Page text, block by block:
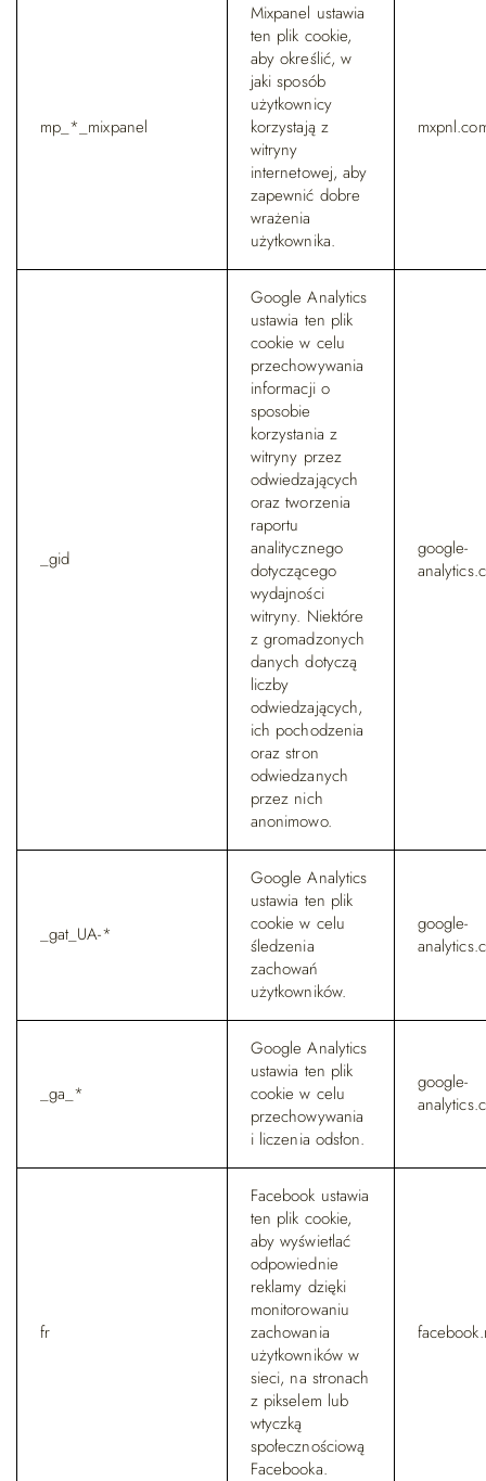
mp_*_mixpanel
Mixpanel ustawia
ten plik cookie,
aby określić, w
jaki sposób
użytkownicy
korzystają z
witryny
internetowej, aby
zapewnić dobre
wrażenia
użytkownika.
_gid
Google Analytics
ustawia ten plik
cookie w celu
przechowywania
informacji o
sposobie
korzystania z
witryny przez
odwiedzających
oraz tworzenia
raportu
analitycznego
dotyczącego
wydajności
witryny. Niektóre
z gromadzonych
danych dotyczą
liczby
odwiedzających,
ich pochodzenia
oraz stron
odwiedzanych
przez nich
anonimowo.
google-
_gat_UA-*
Google Analytics
ustawia ten plik
cookie w celu
śledzenia
zachowań
użytkowników.
google-
_ga_*
Google Analytics
ustawia ten plik
cookie w celu
przechowywania
i liczenia odsłon.
google-
fr
Facebook ustawia
ten plik cookie,
aby wyświetlać
odpowiednie
reklamy dzięki
monitorowaniu
zachowania
użytkowników w
sieci, na stronach
z pikselem lub
wtyczką
społecznościową
Facebooka.